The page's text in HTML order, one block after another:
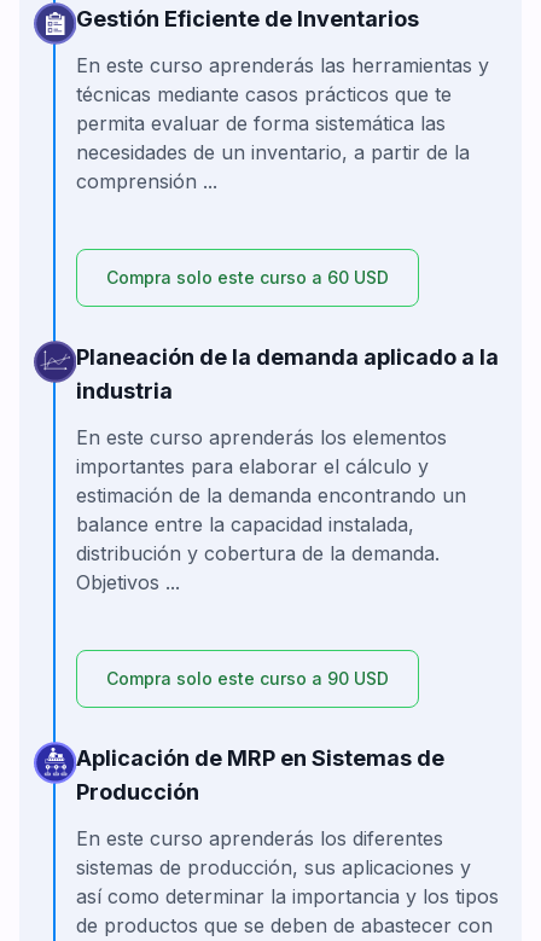
Gestión Eficiente de Inventarios
En este curso aprenderás las herramientas y
técnicas mediante casos prácticos que te
permita evaluar de forma sistemática las
necesidades de un inventario, a partir de la
comprensión ...
Compra solo este curso a 60 USD
Planeación de la demanda aplicado a la
industria
En este curso aprenderás los elementos
importantes para elaborar el cálculo y
estimación de la demanda encontrando un
balance entre la capacidad instalada,
distribución y cobertura de la demanda.
Objetivos ...
Compra solo este curso a 90 USD
Aplicación de MRP en Sistemas de
Producción
En este curso aprenderás los diferentes
sistemas de producción, sus aplicaciones y
así como determinar la importancia y los tipos
de productos que se deben de abastecer con